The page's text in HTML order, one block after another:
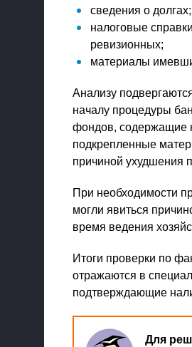
сведения о долгах;
налоговые
ревизионных;
материалы
Анализу
началу процедуры
фондов, содержащие
подкрепленные
причиной ухудшения
При необходимости
могли явиться
время ведения
Итоги проверки по
отражаются в
подтверждающие
Для